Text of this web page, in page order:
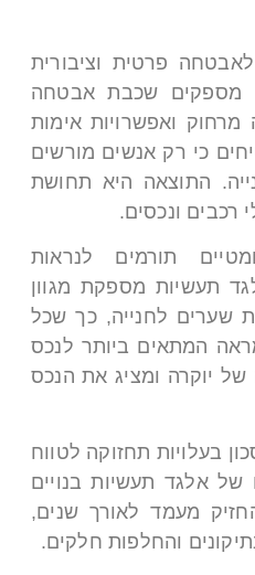
פרטית וציבורית
מספקים שכבת אבטחה
ואפשרויות אימות
כי רק אנשים מורשים
התוצאה היא תחושת
רכבים ונכסים.
תורמים לנראות
תעשיות מספקת מגוון
שערים לחנייה, כך שכל
המתאים ביותר לנכס
יוקרה ומציג את הנכס
בעלויות תחזוקה לטווח
אלגד תעשיות בנויים
מעמד לאורך שנים,
והחלפות חלקים.